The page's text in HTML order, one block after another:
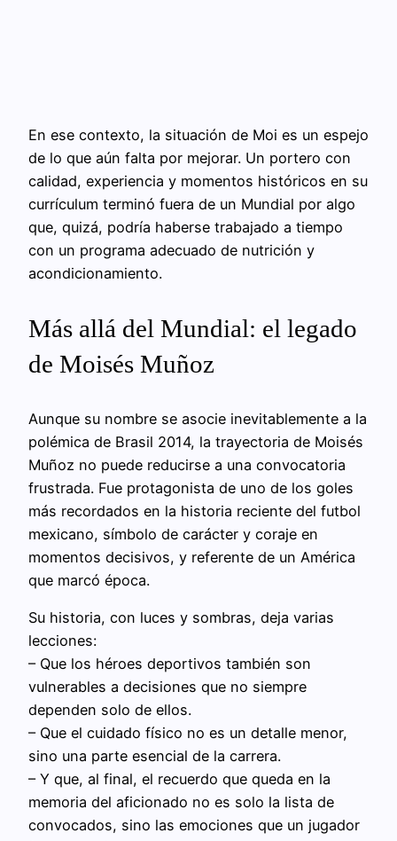
En ese contexto, la situación de Moi es un espejo
de lo que aún falta por mejorar. Un portero con
calidad, experiencia y momentos históricos en su
currículum terminó fuera de un Mundial por algo
que, quizá, podría haberse trabajado a tiempo
con un programa adecuado de nutrición y
acondicionamiento.
Más allá del Mundial: el legado
de Moisés Muñoz
Aunque su nombre se asocie inevitablemente a la
polémica de Brasil 2014, la trayectoria de Moisés
Muñoz no puede reducirse a una convocatoria
frustrada. Fue protagonista de uno de los goles
más recordados en la historia reciente del futbol
mexicano, símbolo de carácter y coraje en
momentos decisivos, y referente de un América
que marcó época.
Su historia, con luces y sombras, deja varias
lecciones:
– Que los héroes deportivos también son
vulnerables a decisiones que no siempre
dependen solo de ellos.
– Que el cuidado físico no es un detalle menor,
sino una parte esencial de la carrera.
– Y que, al final, el recuerdo que queda en la
memoria del aficionado no es solo la lista de
convocados, sino las emociones que un jugador